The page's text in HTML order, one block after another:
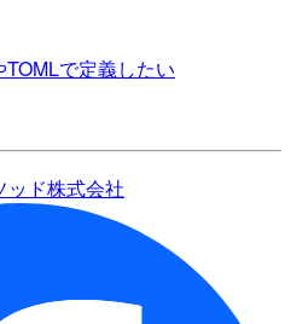
で定義したい
ッド株式会社